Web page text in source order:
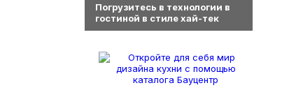
Погрузитесь в технологии в
гостиной в стиле хай-тек